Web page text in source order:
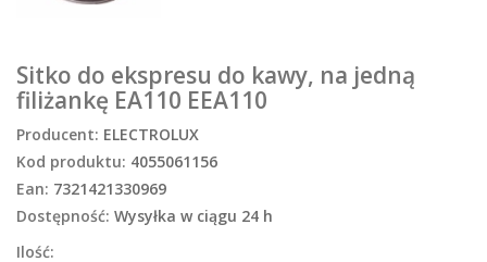
Sitko do ekspresu do kawy, na jedną
filiżankę EA110 EEA110
Producent: ELECTROLUX
Kod produktu: 4055061156
Ean: 7321421330969
Dostępność: Wysyłka w ciągu 24 h
Ilość: